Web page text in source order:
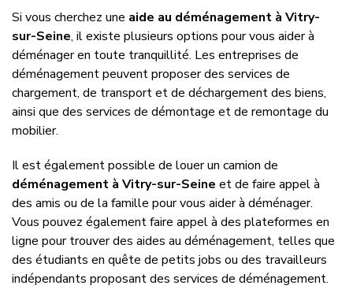
Si vous cherchez une aide au déménagement à Vitry-
sur-Seine, il existe plusieurs options pour vous aider à
déménager en toute tranquillité. Les entreprises de
déménagement peuvent proposer des services de
chargement, de transport et de déchargement des biens,
ainsi que des services de démontage et de remontage du
mobilier.
Il est également possible de louer un camion de
déménagement à Vitry-sur-Seine et de faire appel à
des amis ou de la famille pour vous aider à déménager.
Vous pouvez également faire appel à des plateformes en
ligne pour trouver des aides au déménagement, telles que
des étudiants en quête de petits jobs ou des travailleurs
indépendants proposant des services de déménagement.